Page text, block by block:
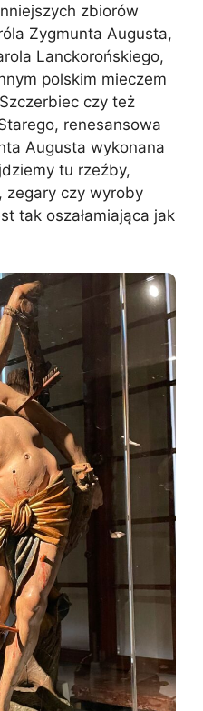
zbiorów
Zygmunta Augusta,
Lanckorońskiego,
polskim mieczem
czy też
renesansowa
Augusta wykonana
tu rzeźby,
zegary czy wyroby
tak oszałamiająca jak